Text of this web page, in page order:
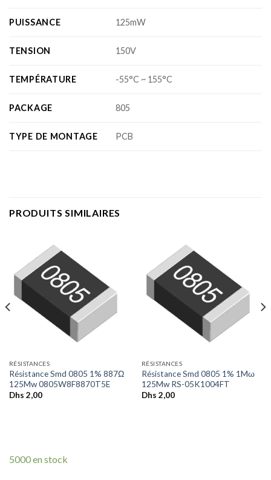
PUISSANCE 125mW
TENSION 150V
TEMPÉRATURE -55°C ~ 155°C
PACKAGE 805
TYPE DE MONTAGE PCB
PRODUITS SIMILAIRES
RÉSISTANCES
Résistance Smd 0805 1% 887Ω
125Mw 0805W8F8870T5E
Dhs 2,00
RÉSISTANCES
Résistance Smd 0805 1% 1Mω
125Mw RS-05K1004FT
Dhs 2,00
5000 en stock